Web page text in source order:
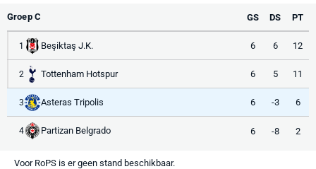
Groep C GS DS PT
1 Beşiktaş J.K. 6 6 12
2 Tottenham Hotspur 6 5 11
3 Asteras Tripolis 6 -3 6
4 Partizan Belgrado 6 -8 2
Voor RoPS is er geen stand beschikbaar.